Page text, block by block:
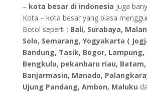
– kota besar di indonesia juga
Kota – kota besar yang biasa
Botol seperti : Bali, Surabaya,
Solo, Semarang, Yogyakarta (
Bandung, Tasik, Bogor, Lampung,
Bengkulu, pekanbaru riau,
Banjarmasin, Manado,
Ujung Pandang, Ambon, Maluku